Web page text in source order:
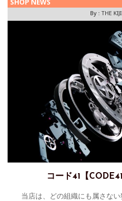
By : THE
コード41【
当店は、どの組織にも属さな